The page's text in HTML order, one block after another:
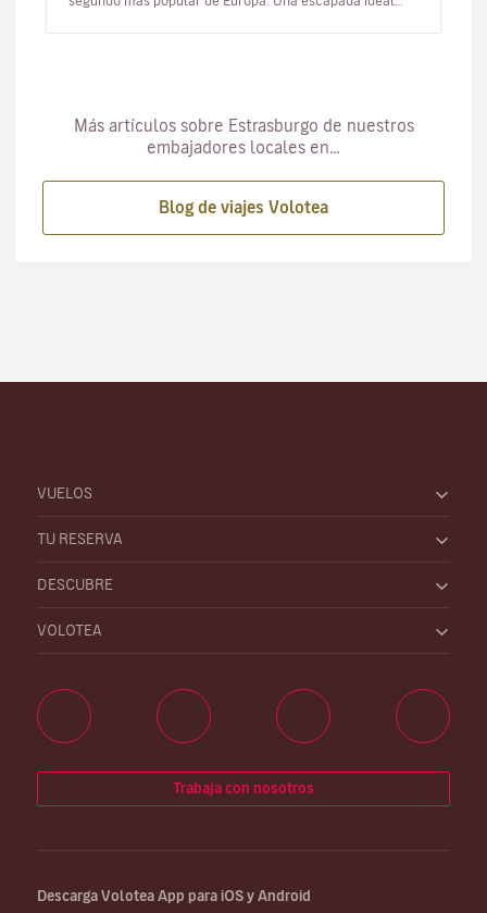
Más artículos sobre Estrasburgo de nuestros
embajadores locales en…
Blog de viajes Volotea
VUELOS
TU RESERVA
DESCUBRE
VOLOTEA
Trabaja con nosotros
Descarga Volotea App para iOS y Android